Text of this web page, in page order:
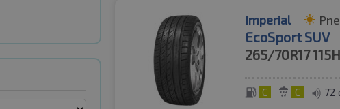
Imperial
EcoSport SUV
265/70R17115H
C C 72